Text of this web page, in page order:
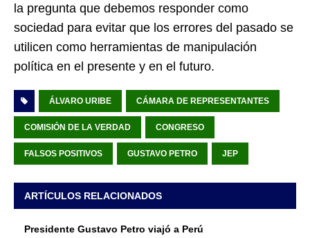
la pregunta que debemos responder como
sociedad para evitar que los errores del pasado se
utilicen como herramientas de manipulación
política en el presente y en el futuro.
ÁLVARO URIBE CÁMARA DE REPRESENTANTES
COMISIÓN DE LA VERDAD CONGRESO
FALSOS POSITIVOS GUSTAVO PETRO JEP
ARTÍCULOS RELACIONADOS
Presidente Gustavo Petro viajó a Perú